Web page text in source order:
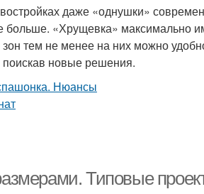
даже «однушки»
больше. «Хрущевка» максимально
тем не менее на них можно
поискав новые решения.
Типовые